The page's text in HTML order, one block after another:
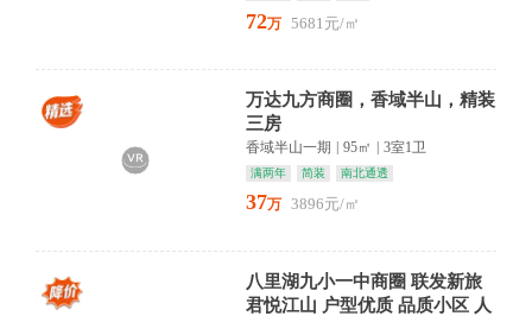
72万 5681元/㎡
万达九方商圈，香域半山，精装
三房
香域半山一期 95㎡ 3室1卫
满两年 简装 南北通透
37万 3896元/㎡
八里湖九小一中商圈 联发新旅
君悦江山 户型优质 品质小区 人